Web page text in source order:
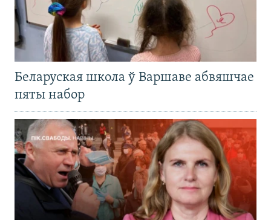
Беларуская школа ў Варшаве абвяшчае
пяты набор